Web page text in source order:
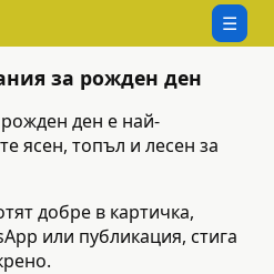
☰
за рожден ден
ден е най-
ясен, топъл и лесен за
добре в картичка,
или публикация, стига